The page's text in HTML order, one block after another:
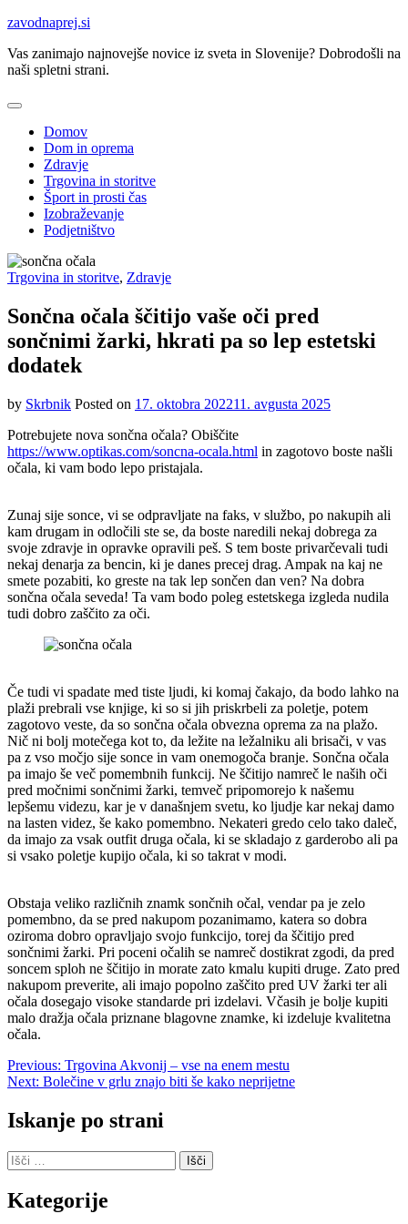
Skip
content
zavodnaprej.si
Vas zanimajo najnovejše novice iz sveta in Slovenije? Dobrodošli na
naši spletni strani.
Domov
Dom in oprema
Zdravje
Trgovina in storitve
Šport in prosti čas
Izobraževanje
Podjetništvo
Trgovina in storitve, Zdravje
Sončna očala ščitijo vaše oči pred
sončnimi žarki, hkrati pa so lep estetski
dodatek
by Skrbnik Posted on 17. oktobra 202211. avgusta 2025
Potrebujete nova sončna očala? Obiščite
https://www.optikas.com/soncna-ocala.html in zagotovo boste našli
očala, ki vam bodo lepo pristajala.
Zunaj sije sonce, vi se odpravljate na faks, v službo, po nakupih ali
kam drugam in odločili ste se, da boste naredili nekaj dobrega za
svoje zdravje in opravke opravili peš. S tem boste privarčevali tudi
nekaj denarja za bencin, ki je danes precej drag. Ampak na kaj ne
smete pozabiti, ko greste na tak lep sončen dan ven? Na dobra
sončna očala seveda! Ta vam bodo poleg estetskega izgleda nudila
tudi dobro zaščito za oči.
Če tudi vi spadate med tiste ljudi, ki komaj čakajo, da bodo lahko na
plaži prebrali vse knjige, ki so si jih priskrbeli za poletje, potem
zagotovo veste, da so sončna očala obvezna oprema za na plažo.
Nič ni bolj motečega kot to, da ležite na ležalniku ali brisači, v vas
pa z vso močjo sije sonce in vam onemogoča branje. Sončna očala
pa imajo še več pomembnih funkcij. Ne ščitijo namreč le naših oči
pred močnimi sončnimi žarki, temveč pripomorejo k našemu
lepšemu videzu, kar je v današnjem svetu, ko ljudje kar nekaj damo
na lasten videz, še kako pomembno. Nekateri gredo celo tako daleč,
da imajo za vsak outfit druga očala, ki se skladajo z garderobo ali pa
si vsako poletje kupijo očala, ki so takrat v modi.
Obstaja veliko različnih znamk sončnih očal, vendar pa je zelo
pomembno, da se pred nakupom pozanimamo, katera so dobra
oziroma dobro opravljajo svojo funkcijo, torej da ščitijo pred
sončnimi žarki. Pri poceni očalih se namreč dostikrat zgodi, da pred
soncem sploh ne ščitijo in morate zato kmalu kupiti druge. Zato pred
nakupom preverite, ali imajo popolno zaščito pred UV žarki ter ali
očala dosegajo visoke standarde pri izdelavi. Včasih je bolje kupiti
malo dražja očala priznane blagovne znamke, ki izdeluje kvalitetna
očala.
Navigacija
prispevka
Previous: Trgovina Akvonij – vse na enem mestu
Next: Bolečine v grlu znajo biti še kako neprijetne
Iskanje po strani
Išči:
Kategorije